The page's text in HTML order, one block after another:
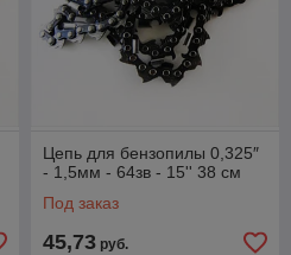
Цепь для бензопилы 0,325″
- 1,5мм - 64зв - 15'' 38 см
Под заказ
45,73 руб.